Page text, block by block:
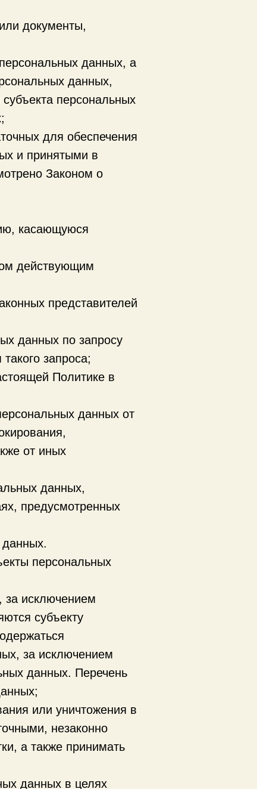
документы,
данных, а
данных,
персональных
для обеспечения
и принятыми в
Законом о
касающуюся
действующим
представителей
данных по запросу
запроса;
Политике в
данных от
от иных
данных,
предусмотренных
персональных
исключением
субъекту
за исключением
данных. Перечень
или уничтожения в
незаконно
а также принимать
данных в целях